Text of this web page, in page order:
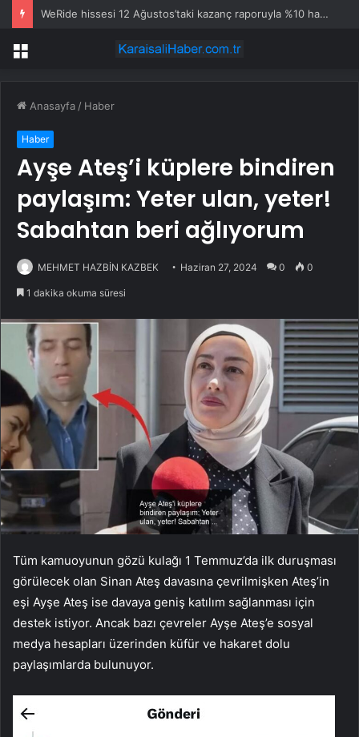
WeRide hissesi 12 Ağustos’taki kazanç raporuyla %10 hareket edebilir
Menü
Anasayfa / Haber
Haber
Ayşe Ateş’i küplere bindiren
paylaşım: Yeter ulan, yeter!
Sabahtan beri ağlıyorum
MEHMET HAZBİN KAZBEK Haziran 27, 2024 0 0
1 dakika okuma süresi
Tüm kamuoyunun gözü kulağı 1 Temmuz’da ilk duruşması
görülecek olan Sinan Ateş davasına çevrilmişken Ateş’in
eşi Ayşe Ateş ise davaya geniş katılım sağlanması için
destek istiyor. Ancak bazı çevreler Ayşe Ateş’e sosyal
medya hesapları üzerinden küfür ve hakaret dolu
paylaşımlarda bulunuyor.